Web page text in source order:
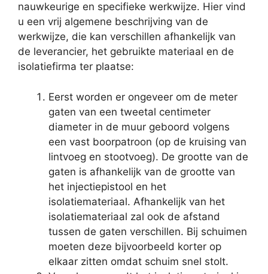
nauwkeurige en specifieke werkwijze. Hier vind
u een vrij algemene beschrijving van de
werkwijze, die kan verschillen afhankelijk van
de leverancier, het gebruikte materiaal en de
isolatiefirma ter plaatse:
Eerst worden er ongeveer om de meter
gaten van een tweetal centimeter
diameter in de muur geboord volgens
een vast boorpatroon (op de kruising van
lintvoeg en stootvoeg). De grootte van de
gaten is afhankelijk van de grootte van
het injectiepistool en het
isolatiemateriaal. Afhankelijk van het
isolatiemateriaal zal ook de afstand
tussen de gaten verschillen. Bij schuimen
moeten deze bijvoorbeeld korter op
elkaar zitten omdat schuim snel stolt.